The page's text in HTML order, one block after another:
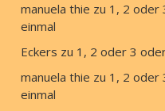
manuela thie zu 1, 2 oder
einmal
Eckers zu 1, 2 oder 3
manuela thie zu 1, 2 oder
einmal